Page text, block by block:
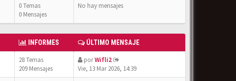
0 Temas
0 Mensajes
No hay mensajes
INFORMES ÚLTIMO MENSAJE
28 Temas
209 Mensajes
porWifli2
Vie, 13 Mar 2026, 14:39